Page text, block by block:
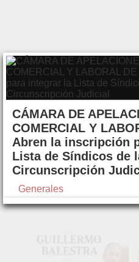
CÁMARA DE
COMERCIAL Y
Abren la inscripción
Lista de Síndicos de
Circunscripción
Generales